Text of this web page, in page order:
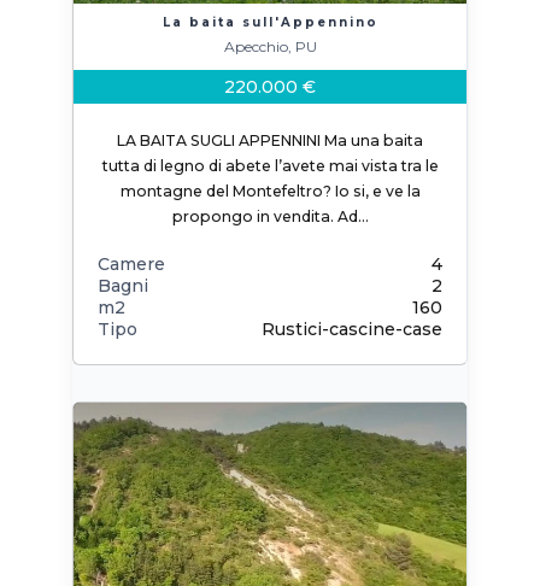
La baita sull'Appennino
Apecchio, PU
220.000 €
LA BAITA SUGLI APPENNINI Ma una baita
tutta di legno di abete l’avete mai vista tra le
montagne del Montefeltro? Io si, e ve la
propongo in vendita. Ad…
Camere
4
Bagni
2
m2
160
Tipo
Rustici-cascine-case